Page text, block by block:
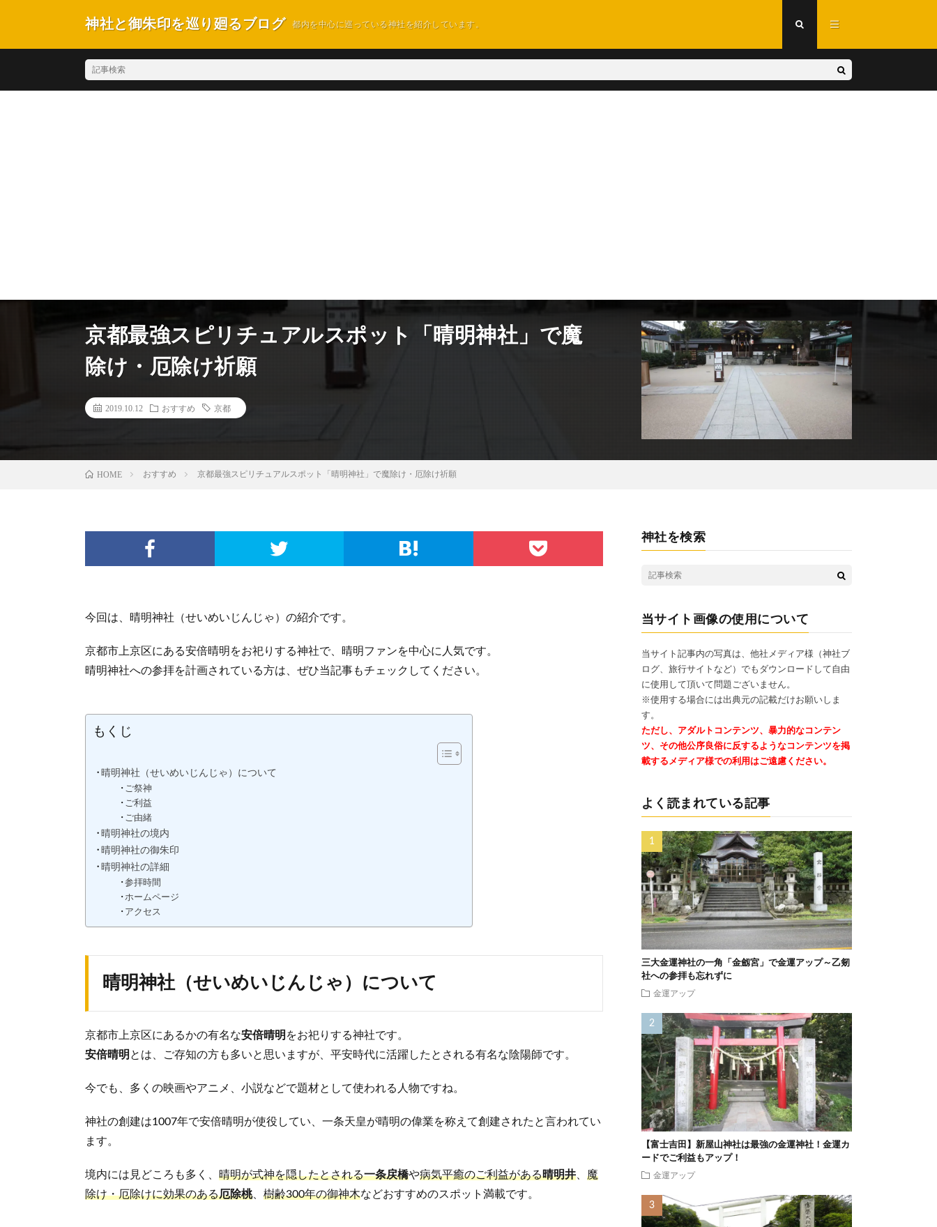
神社と御朱印を巡り廻るブログ 都内を中心に巡っている神社を紹介しています。
京都最強スピリチュアルスポット「晴明神社」で魔
除け・厄除け祈願
2019.10.12 おすすめ 京都
HOME おすすめ 京都最強スピリチュアルスポット「晴明神社」で魔除け・厄除け祈願
今回は、晴明神社（せいめいじんじゃ）の紹介です。
京都市上京区にある安倍晴明をお祀りする神社で、晴明ファンを中心に人気です。
晴明神社への参拝を計画されている方は、ぜひ当記事もチェックしてください。
もくじ
晴明神社（せいめいじんじゃ）について
ご祭神
ご利益
ご由緒
晴明神社の境内
晴明神社の御朱印
晴明神社の詳細
参拝時間
ホームページ
アクセス
晴明神社（せいめいじんじゃ）について
京都市上京区にあるかの有名な安倍晴明 をお祀りする神社です。
安倍晴明 とは、ご存知の方も多いと思いますが、平安時代に活躍したとされる有名な陰陽師です。
今でも、多くの映画やアニメ、小説などで題材として使われる人物ですね。
神社の創建は1007年で安倍晴明が使役してい、一条天皇が晴明の偉業を称えて創建されたと言われてい
ます。
境内には見どころも多く、 晴明が式神を隠したとされる一条戻橋や病気平癒のご利益がある晴明井
魔
除け・厄除けに効果のある厄除桃、 樹齢300年の御神木などおすすめのスポット満載です。
神社を検索
当サイト画像の使用について
当サイト記事内の写真は、他社メディア様（神社ブ
ログ、旅行サイトなど）でもダウンロードして自由
に使用して頂いて問題ございません。
※使用する場合には出典元の記載だけお願いしま
す。
ただし、アダルトコンテンツ、暴力的なコンテン
ツ、その他公序良俗に反するようなコンテンツを掲
載するメディア様での利用はご遠慮ください。
よく読まれている記事
三大金運神社の一角「金劔宮」で金運アップ～乙剱
社への参拝も忘れずに
金運アップ
【富士吉田】新屋山神社は最強の金運神社！金運カ
ードでご利益もアップ！
金運アップ